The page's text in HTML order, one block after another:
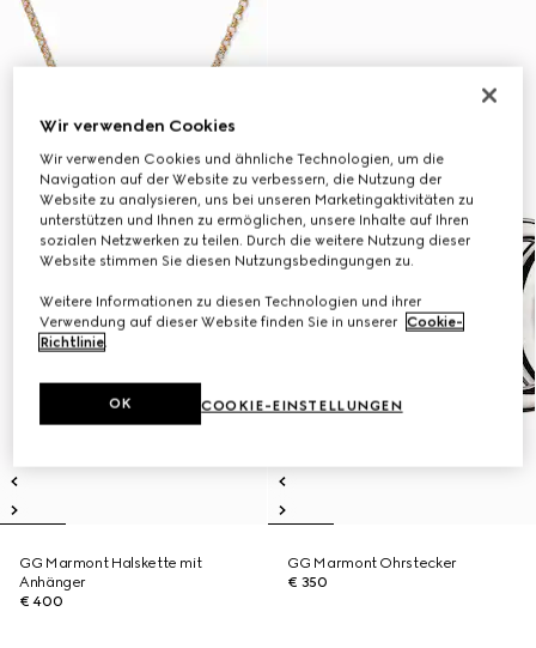
GG Marmont Halskette mit
Anhänger
€ 400
GG Marmont Ohrstecker
€ 350
Wir verwenden Cookies
Wir verwenden Cookies und ähnliche Technologien, um die
Navigation auf der Website zu verbessern, die Nutzung der
Website zu analysieren, uns bei unseren Marketingaktivitäten zu
unterstützen und Ihnen zu ermöglichen, unsere Inhalte auf Ihren
sozialen Netzwerken zu teilen. Durch die weitere Nutzung dieser
Website stimmen Sie diesen Nutzungsbedingungen zu.
Weitere Informationen zu diesen Technologien und ihrer
Verwendung auf dieser Website finden Sie in unserer Cookie-
Richtlinie.
COOKIE-EINSTELLUNGEN
OK